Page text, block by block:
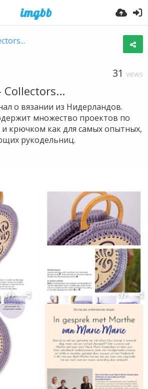
31 VIEWS
Collectors...
о вязании из Нидерландов.
множество проектов по
крючком как для самых опытных,
рукодельниц.